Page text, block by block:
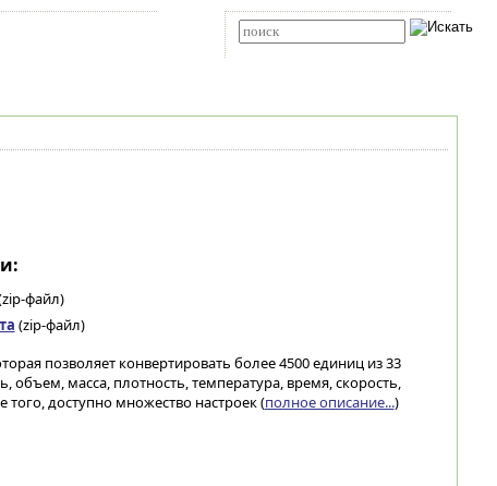
файл)
(zip-файл)
позволяет конвертировать более 4500 единиц из 33
объем, масса, плотность, температура, время, скорость,
доступно множество настроек (полное описание...)